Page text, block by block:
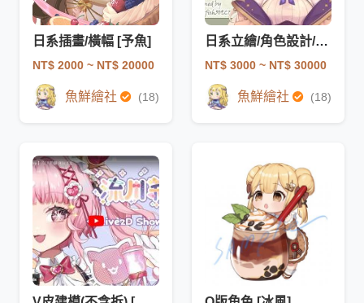
日系插畫/橫幅 [予魚]
NT$ 2000 ~ NT$ 20000
魚鮮繪社 (18)
日系立繪/角色設計/V皮一條龍 [予魚]
NT$ 3000 ~ NT$ 30000
魚鮮繪社 (18)